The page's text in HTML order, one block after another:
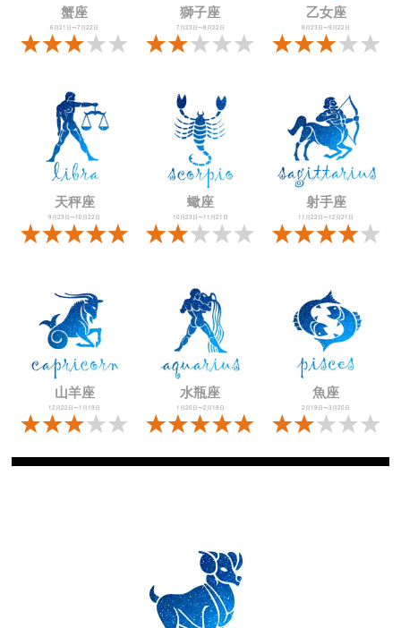
蟹座
6月21日〜7月22日
獅子座
7月23日〜8月22日
乙女座
8月23日〜9月22日
天秤座
9月23日〜10月22日
蠍座
10月23日〜11月21日
射手座
11月22日〜12月21日
山羊座
12月22日〜1月19日
水瓶座
1月20日〜2月18日
魚座
2月19日〜3月20日